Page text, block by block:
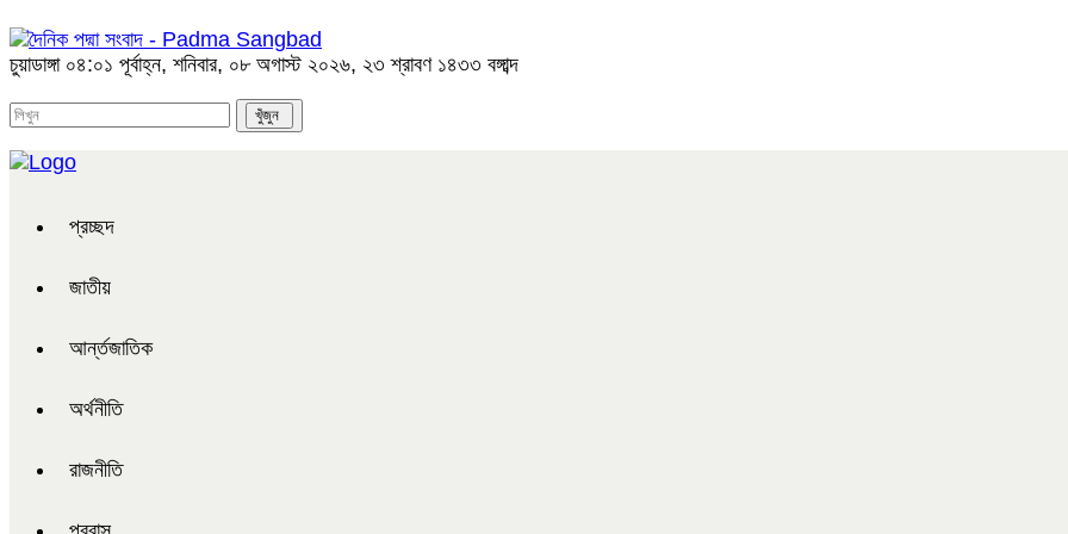
চুয়াডাঙ্গা ০৪:০১ পূর্বাহ্ন, শনিবার, ০৮ অগাস্ট ২০২৬, ২৩ শ্রাবণ ১৪৩৩ বঙ্গাব্দ
প্রচ্ছদ
জাতীয়
আর্ন্তজাতিক
অর্থনীতি
রাজনীতি